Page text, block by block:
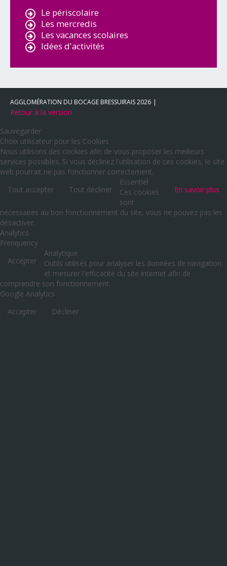
Le périscolaire
Les mercredis
Les vacances scolaires
Idées d'activités
AGGLOMÉRATION DU BOCAGE BRESSUIRAIS2026
Retour à la version
Sauvegarder
Choix utilisateur pour les Cookies
Nous utilisons des cookies afin de vous proposer les meilleurs
services possibles. Si vous déclinez l'utilisation de ces cookies, le site
web pourrait ne pas fonctionner correctement.
Tout accepter
Tout décliner En savoir plus
Essentiel
Ces cookies
sont
nécessaires au bon fonctionnement du site, vous ne pouvez pas les
désactiver.
Analytics
Frenquency
Accepter
Analytique
Outils utilisés pour analyser les données de navigation
et mesurer l'efficacité du site internet afin de
comprendre son fonctionnement.
Google Analytics
Accepter
Décliner